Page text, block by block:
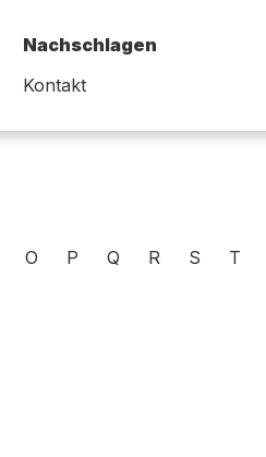
Nachschlagen
Kontakt
O P Q R S T